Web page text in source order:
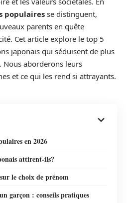
populaires se distinguent,
parents en quête
Cet article explore le top 5
japonais qui séduisent de plus
Nous aborderons leurs
et ce qui les rend si attrayants.
en 2026
attirent-ils?
le choix de prénom
garçon : conseils pratiques